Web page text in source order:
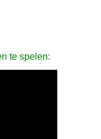
te spelen: